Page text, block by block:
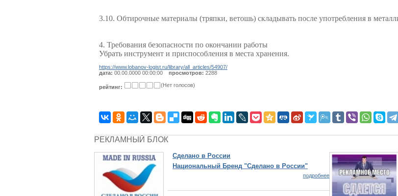
3.10. Обтирочные материалы (тряпки, ветошь) складывать после употребления в
4. Требования безопасности по окончании работы
Убрать инструмент и приспособления в места хранения.
https://www.lobanov-logist.ru/library/all_articles/54907/
дата: 00.00.0000 00:00:00 просмотров: 2288
рейтинг: (Нет голосов)
РЕКЛАМНЫЙ БЛОК
Сделано в России
Национальный Бренд "Сделано в России"
подробнее